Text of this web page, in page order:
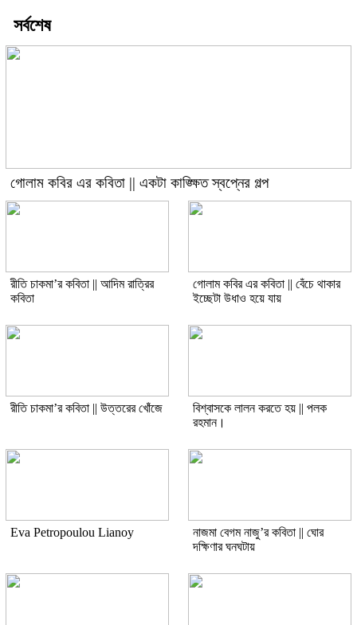
সর্বশেষ
গোলাম কবির এর কবিতা || একটা কাঙ্ক্ষিত স্বপ্নের গল্প
রীতি চাকমা’র কবিতা || আদিম রাত্রির
কবিতা
গোলাম কবির এর কবিতা || বেঁচে থাকার
ইচ্ছেটা উধাও হয়ে যায়
রীতি চাকমা’র কবিতা || উত্তরের খোঁজে
বিশ্বাসকে লালন করতে হয় || পলক
রহমান।
Eva Petropoulou Lianoy
নাজমা বেগম নাজু’র কবিতা || ঘোর
দক্ষিণার ঘনঘটায়